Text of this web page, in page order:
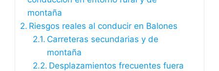
montaña
Riesgos reales al conducir en Balones
Carreteras secundarias y de
montaña
Desplazamientos frecuentes fuera